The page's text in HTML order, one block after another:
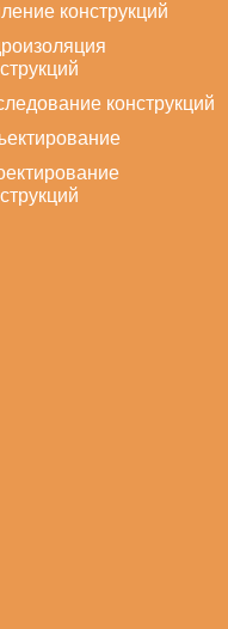
конструкций
конструкций